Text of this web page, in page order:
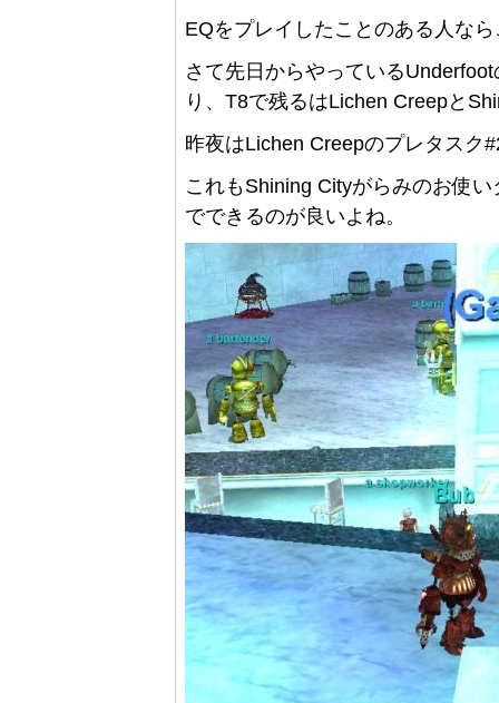
EQをプレイしたことのある人な
さて先日からやっている
り、T8で残るはLichen Creepと
昨夜はLichen Creepのプレタスク
これもShining Cityがらみのお使
でできるのが良いよね。